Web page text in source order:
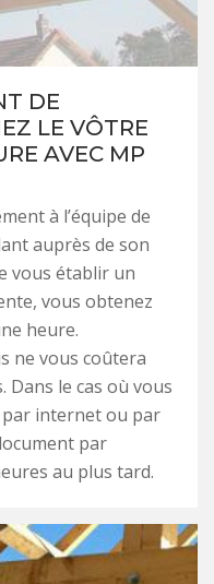
DE
LE VÔTRE
AVEC MP
à l’équipe de
auprès de son
vous établir un
vous obtenez
heure.
ne vous coûtera
Dans le cas où vous
internet ou par
par
au plus tard.